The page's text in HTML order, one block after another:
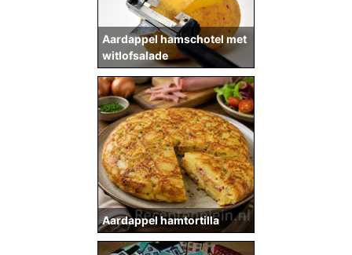
Aardappel hamschotel met
witlofsalade
Aardappel hamtortilla